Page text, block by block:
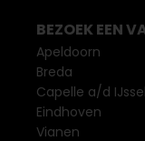
BEZOEK EEN
Apeldoorn
Breda
Capelle a/d IJssel
Eindhoven
Vianen